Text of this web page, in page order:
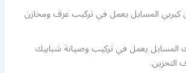
كيربي المسايل يعمل في تركيب غرف ومخازن
المسايل يعمل في تركيب وصيانة شبابيك
التخزين.